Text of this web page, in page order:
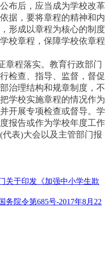
布后，应当成为学校改革
据，要将章程的精神和内
形成以章程为核心的制度
校章程，保障学校依章程
程落实。教育行政部门
检查、指导、监督，督促
治理结构和规章制度，不
学校实施章程的情况作为
开展专项检查或督导。学
报告或作为学校年度工作
表)大会以及主管部门报
关于印发《加强中小学生欺
务院令第685号-2017年8月22